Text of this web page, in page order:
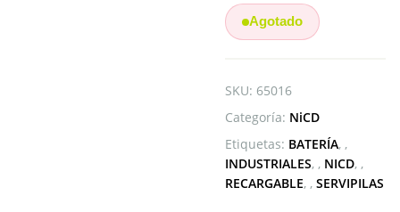
Agotado
SKU: 65016
Categoría: NiCD
Etiquetas: BATERÍA ,
INDUSTRIALES , NICD ,
RECARGABLE , SERVIPILAS